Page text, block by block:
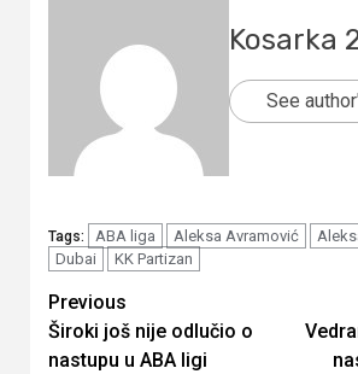
Kosarka
See
Tags: ABA liga Aleksa Avramović
Dubai
KK Partizan
Continue
Reading
Previous
Široki još nije odlučio o
nastupu u ABA ligi